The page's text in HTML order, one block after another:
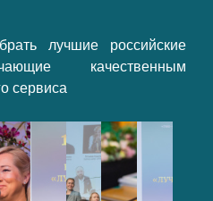
лучшие российские
качественным
сервиса